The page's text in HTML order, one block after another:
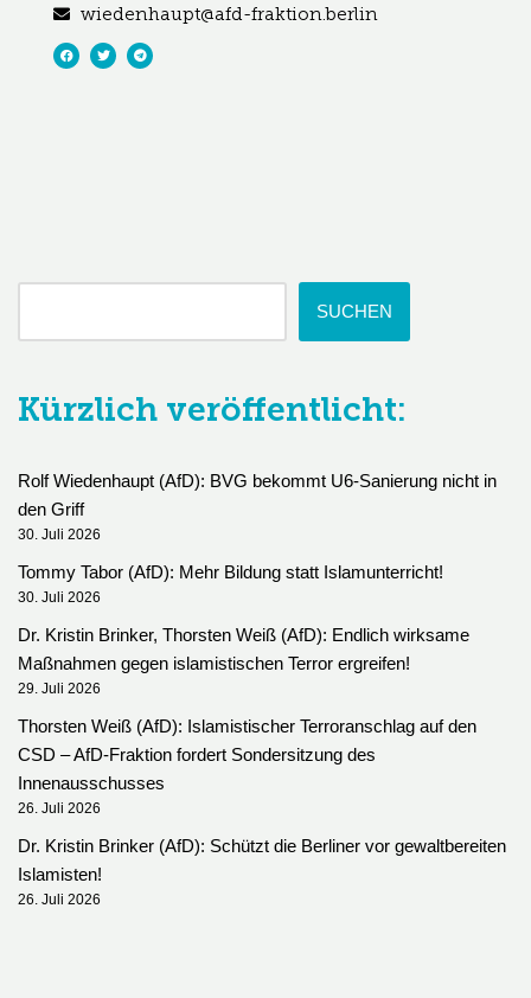
wiedenhaupt@afd-fraktion.berlin
SUCHEN
Kürzlich veröffentlicht:
Rolf Wiedenhaupt (AfD): BVG bekommt U6-Sanierung nicht in
den Griff
30. Juli 2026
Tommy Tabor (AfD): Mehr Bildung statt Islamunterricht!
30. Juli 2026
Dr. Kristin Brinker, Thorsten Weiß (AfD): Endlich wirksame
Maßnahmen gegen islamistischen Terror ergreifen!
29. Juli 2026
Thorsten Weiß (AfD): Islamistischer Terroranschlag auf den
CSD – AfD-Fraktion fordert Sondersitzung des
Innenausschusses
26. Juli 2026
Dr. Kristin Brinker (AfD): Schützt die Berliner vor gewaltbereiten
Islamisten!
26. Juli 2026